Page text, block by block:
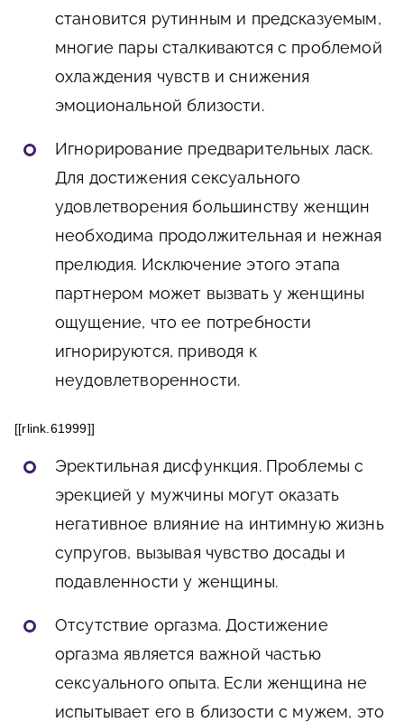
становится рутинным и предсказуемым,
многие пары сталкиваются с проблемой
охлаждения чувств и снижения
эмоциональной близости.
Игнорирование предварительных ласк.
Для достижения сексуального
удовлетворения большинству женщин
необходима продолжительная и нежная
прелюдия. Исключение этого этапа
партнером может вызвать у женщины
ощущение, что ее потребности
игнорируются, приводя к
неудовлетворенности.
[[rlink.61999]]
Эректильная дисфункция. Проблемы с
эрекцией у мужчины могут оказать
негативное влияние на интимную жизнь
супругов, вызывая чувство досады и
подавленности у женщины.
Отсутствие оргазма. Достижение
оргазма является важной частью
сексуального опыта. Если женщина не
испытывает его в близости с мужем, это